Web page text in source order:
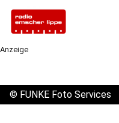
Anzeige
© FUNKE Foto Services